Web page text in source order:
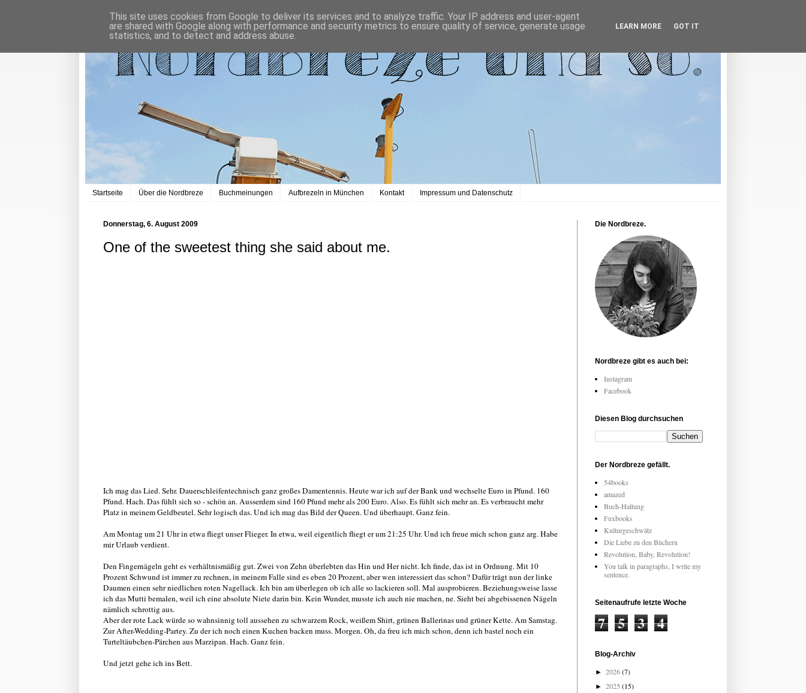
Startseite Über die Nordbreze Buchmeinungen Aufbrezeln in München Kontakt Impressum und Datenschutz
Donnerstag, 6. August 2009
One of the sweetest thing she said about me.
Ich mag das Lied. Sehr. Dauerschleifentechnisch ganz großes Damentennis. Heute war ich auf der Bank und wechselte Euro in Pfund. 160
Pfund. Hach. Das fühlt sich so - schön an. Ausserdem sind 160 Pfund mehr als 200 Euro. Also. Es fühlt sich mehr an. Es verbraucht mehr
Platz in meinem Geldbeutel. Sehr logisch das. Und ich mag das Bild der Queen. Und überhaupt. Ganz fein.
Am Montag um 21 Uhr in etwa fliegt unser Flieger. In etwa, weil eigentlich fliegt er um 21:25 Uhr. Und ich freue mich schon ganz arg. Habe
mir Urlaub verdient.
Den Fingernägeln geht es verhältnismäßig gut. Zwei von Zehn überlebten das Hin und Her nicht. Ich finde, das ist in Ordnung. Mit 10
Prozent Schwund ist immer zu rechnen, in meinem Falle sind es eben 20 Prozent, aber wen interessiert das schon? Dafür trägt nun der linke
Daumen einen sehr niedlichen roten Nagellack. Ich bin am überlegen ob ich alle so lackieren soll. Mal ausprobieren. Beziehungsweise lasse
ich das Mutti bemalen, weil ich eine absolute Niete darin bin. Kein Wunder, musste ich auch nie machen, ne. Sieht bei abgebissenen Nägeln
nämlich schrottig aus.
Aber der rote Lack würde so wahnsinnig toll aussehen zu schwarzem Rock, weißem Shirt, grünen Ballerinas und grüner Kette. Am Samstag.
Zur After-Wedding-Partey. Zu der ich noch einen Kuchen backen muss. Morgen. Oh, da freu ich mich schon, denn ich bastel noch ein
Turteltäubchen-Pärchen aus Marzipan. Hach. Ganz fein.
Und jetzt gehe ich ins Bett.
Die Nordbreze.
Nordbreze gibt es auch bei:
Instagram
Facebook
Diesen Blog durchsuchen
Der Nordbreze gefällt.
54books
amazed
Buch-Haltung
Fuxbooks
Kulturgeschwätz
Die Liebe zu den Büchern
Revolution, Baby, Revolution!
You talk in paragraphs, I write my
sentence.
Seitenaufrufe letzte Woche
7 5 3 4
Blog-Archiv
► 2026(7)
► 2025 (15)
This site uses cookies from Google to deliver its services and to analyze traffic. Your IP address and user-agent
are shared with Google along with performance and security metrics to ensure quality of service, generate usage
statistics, and to detect and address abuse.
LEARN MORE GOT IT